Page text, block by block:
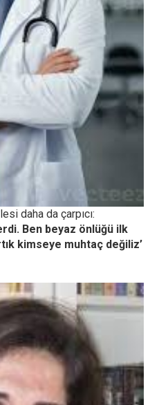
daha da çarpıcı:
Ben beyaz önlüğü ilk
kimseye muhtaç değiliz’